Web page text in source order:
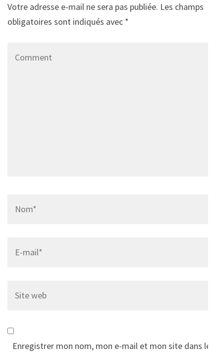
Votre adresse e-mail ne sera pas publiée. Les champs
obligatoires sont indiqués avec *
web
Enregistrer mon nom, mon e-mail et mon site dans le